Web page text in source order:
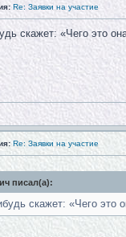
Re: Заявки на участие
скажет: «Чего это
Re: Заявки на участие
писал(а):
скажет: «Чего это